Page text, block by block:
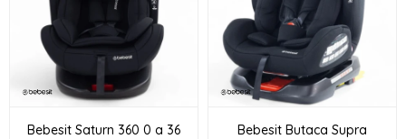
Bebesit Saturn 360 0 a 36
Bebesit Butaca Supra